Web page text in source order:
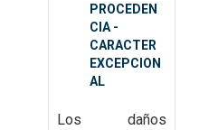
PROCEDEN
CIA -
CARACTER
EXCEPCION
AL
Los daños